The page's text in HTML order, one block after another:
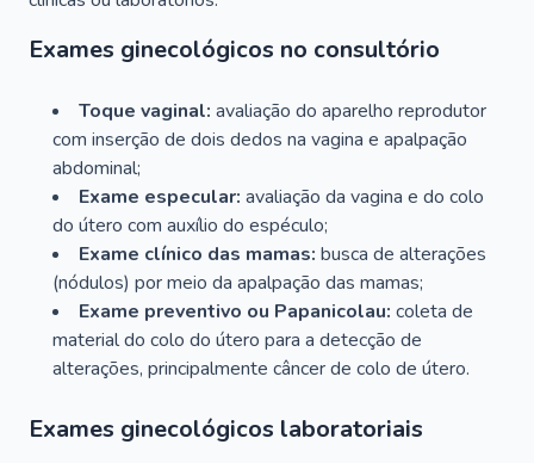
Exames ginecológicos no consultório
Toque vaginal: avaliação do aparelho reprodutor
com inserção de dois dedos na vagina e apalpação
abdominal;
Exame especular: avaliação da vagina e do colo
do útero com auxílio do espéculo;
Exame clínico das mamas: busca de alterações
(nódulos) por meio da apalpação das mamas;
Exame preventivo ou Papanicolau: coleta de
material do colo do útero para a detecção de
alterações, principalmente câncer de colo de útero.
Exames ginecológicos laboratoriais